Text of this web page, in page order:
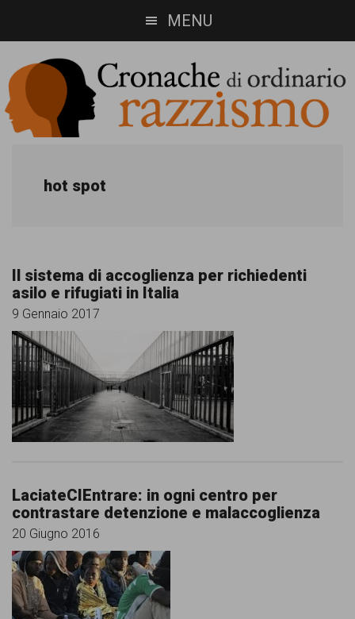
to
main
content
to
footer
MENU
razzismo
informazione,
approfondimento
comunicazione
specificamente
dedicato
al
del
razzismo
curato
da
Lunaria
hot spot
Il sistema di accoglienza per richiedenti
asilo e rifugiati in Italia
9 Gennaio 2017
LaciateCIEntrare: in ogni centro per
contrastare detenzione e malaccoglienza
20 Giugno 2016